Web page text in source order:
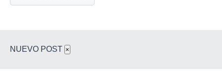
NUEVO POST ×